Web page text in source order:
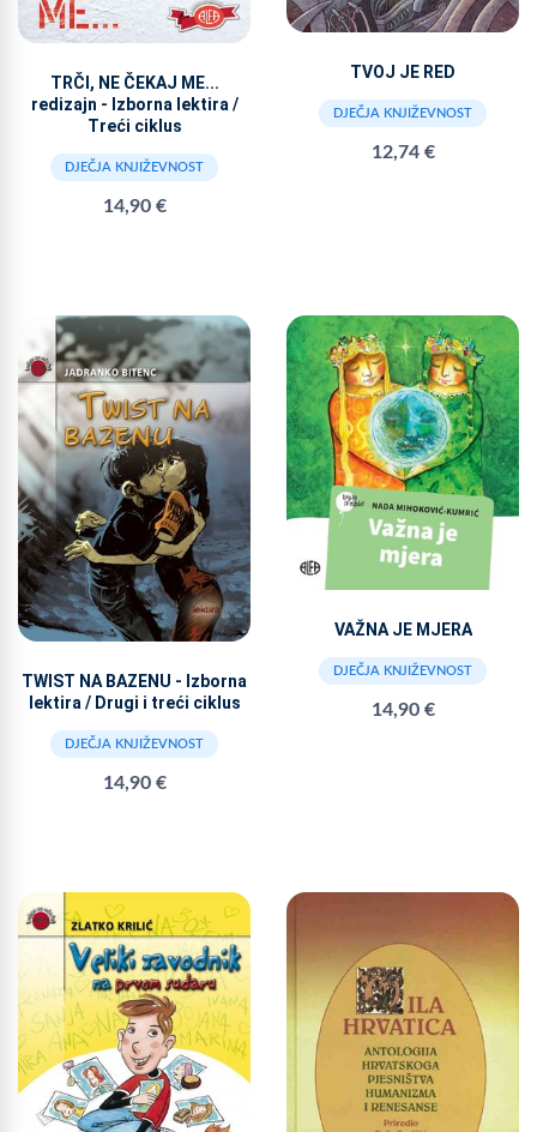
TRČI, NE ČEKAJ ME...
redizajn - Izborna lektira /
Treći ciklus
DJEČJA KNJIŽEVNOST
14,90 €
TVOJ JE RED
DJEČJA KNJIŽEVNOST
12,74 €
TWIST NA BAZENU - Izborna
lektira / Drugi i treći ciklus
DJEČJA KNJIŽEVNOST
14,90 €
VAŽNA JE MJERA
DJEČJA KNJIŽEVNOST
14,90 €